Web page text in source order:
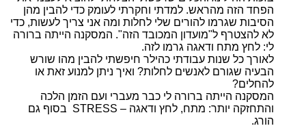
הפחד הזה מהראש. למדתי וחקרתי לעומק כדי להבין מהן
הסיבות שגרמו להורים שלי לחלות ומה אני צריך לעשות, כדי
לא להצטרף ל"מועדון המכובד הזה". המסקנה הייתה ברורה
לי: לחץ מתח ודאגה גרמו לזה.
לאורך כל שנות עבודתי כהילר חיפשתי להבין מהו שורש
הבעיה שגורם לאנשים לחלות? ואיך ניתן למנוע זאת או
להחלים?
המסקנה הייתה ברורה לי כבר מעברי ועם הזמן הלכה
והתחזקה יותר: מתח, לחץ ודאגה – STRESS בסוף גם
הורג.